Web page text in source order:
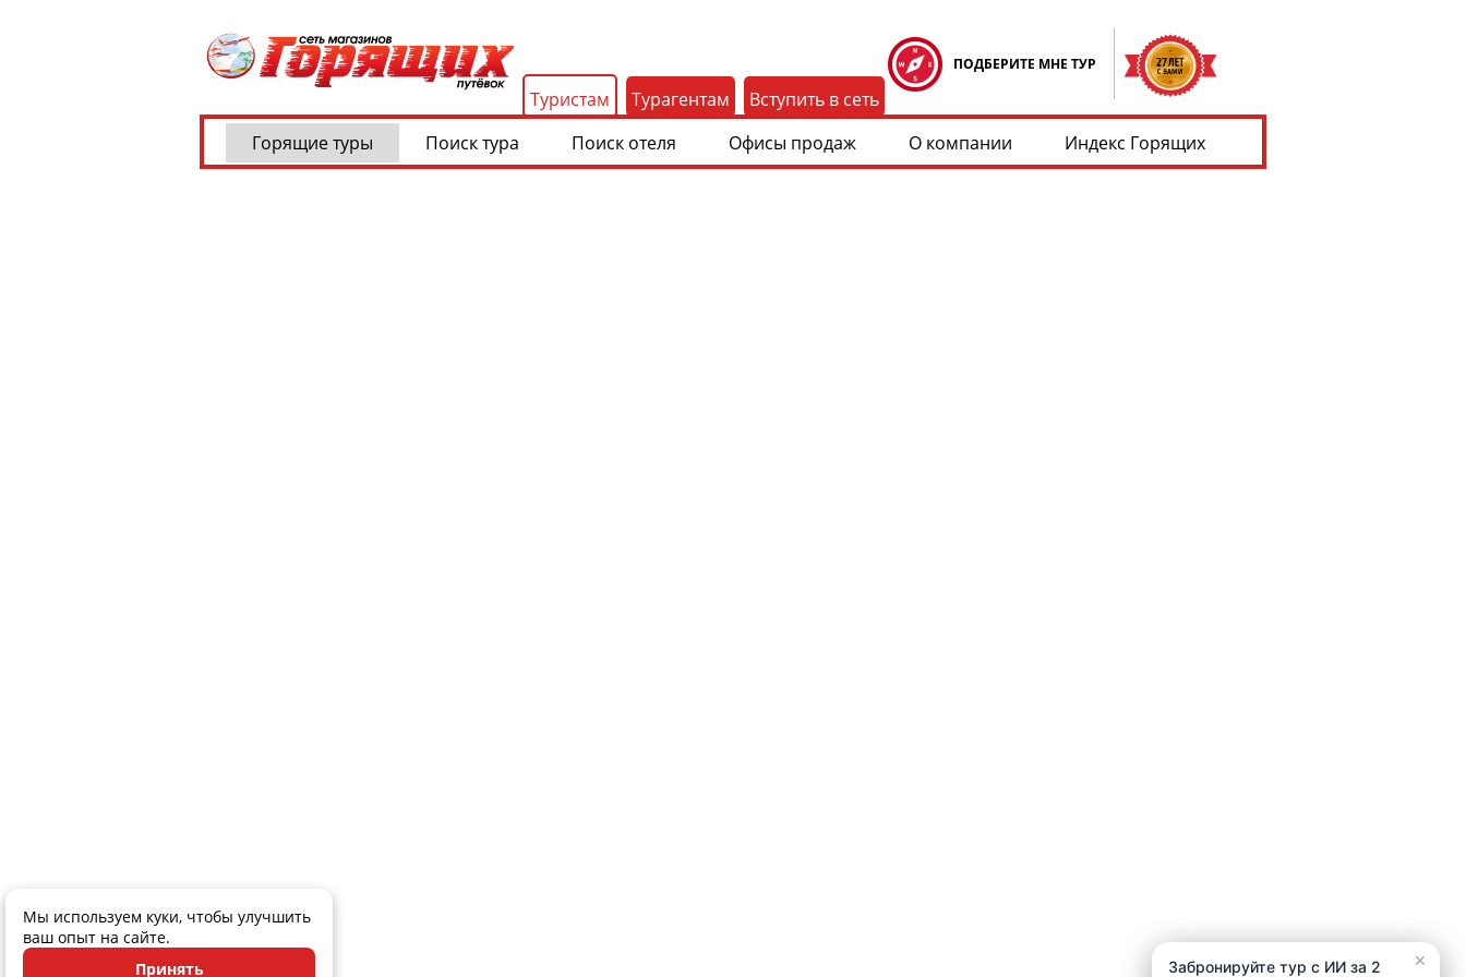
ПОДБЕРИТЕ МНЕ ТУР
Туристам Турагентам
Вступить в сеть
Горящие туры
Поиск тура Поиск отеля Офисы продаж О компании Индекс Горящих
Мы используем куки, чтобы улучшить
ваш опыт на сайте.
Принять
×
Забронируйте тур с ИИ за 2 ×
Забронируйте тур с ИИ за 2